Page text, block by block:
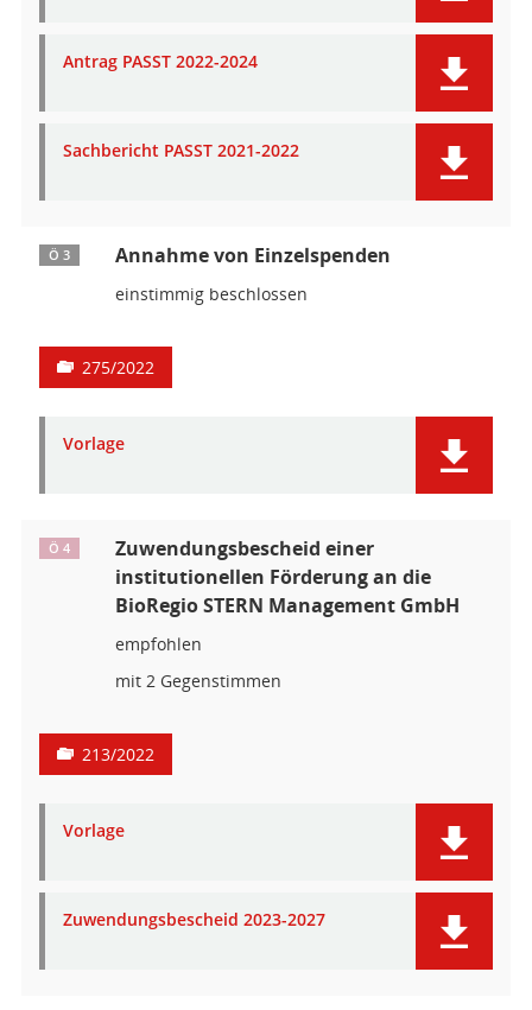
Antrag PASST 2022-2024
Sachbericht PASST 2021-2022
Ö 3 Annahme von Einzelspenden
einstimmig beschlossen
275/2022
Vorlage
Ö 4
Zuwendungsbescheid einer
institutionellen Förderung an die
BioRegio STERN Management GmbH
empfohlen
mit 2 Gegenstimmen
213/2022
Vorlage
Zuwendungsbescheid 2023-2027